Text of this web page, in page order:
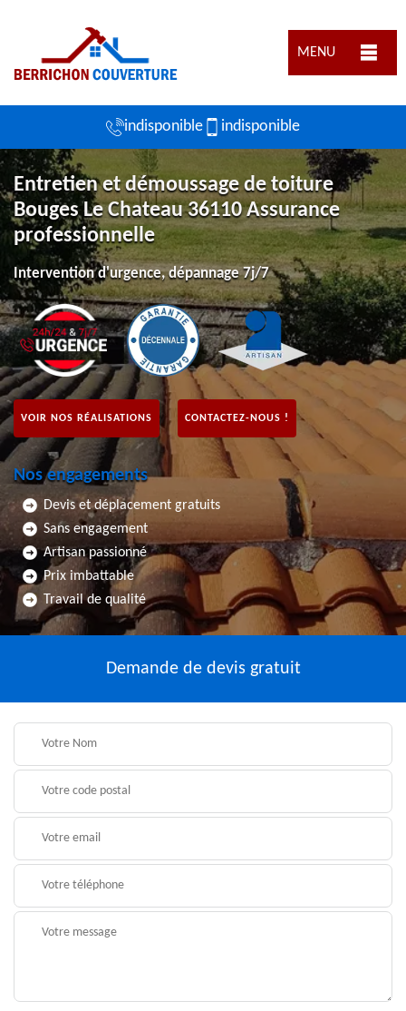
MENU
indisponible indisponible
Entretien et démoussage de toiture
Bouges Le Chateau 36110 Assurance
professionnelle
Intervention d'urgence, dépannage 7j/7
VOIR NOS RÉALISATIONS CONTACTEZ-NOUS !
Nos engagements
Devis et déplacement gratuits
Sans engagement
Artisan passionné
Prix imbattable
Travail de qualité
Demande de devis gratuit